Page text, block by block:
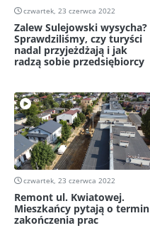
czwartek, 23 czerwca 2022
Zalew Sulejowski wysycha?
Sprawdziliśmy, czy turyści
nadal przyjeżdżają i jak
radzą sobie przedsiębiorcy
czwartek, 23 czerwca 2022
Remont ul. Kwiatowej.
Mieszkańcy pytają o termin
zakończenia prac